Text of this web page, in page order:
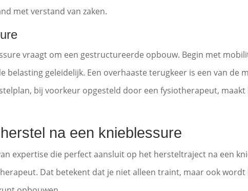
met verstand van zaken.
vraagt om een gestructureerde opbouw. Begin met
belasting geleidelijk. Een overhaaste terugkeer is een van de
bij voorkeur opgesteld door een fysiotherapeut,
na een knieblessure
expertise die perfect aansluit op het hersteltraject na een
Dat betekent dat je niet alleen traint, maar ook